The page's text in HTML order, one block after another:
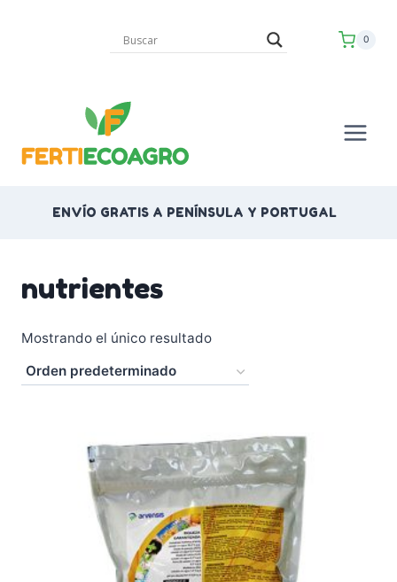
0
ENVÍO GRATIS A PENÍNSULA Y PORTUGAL
nutrientes
Mostrando el único resultado